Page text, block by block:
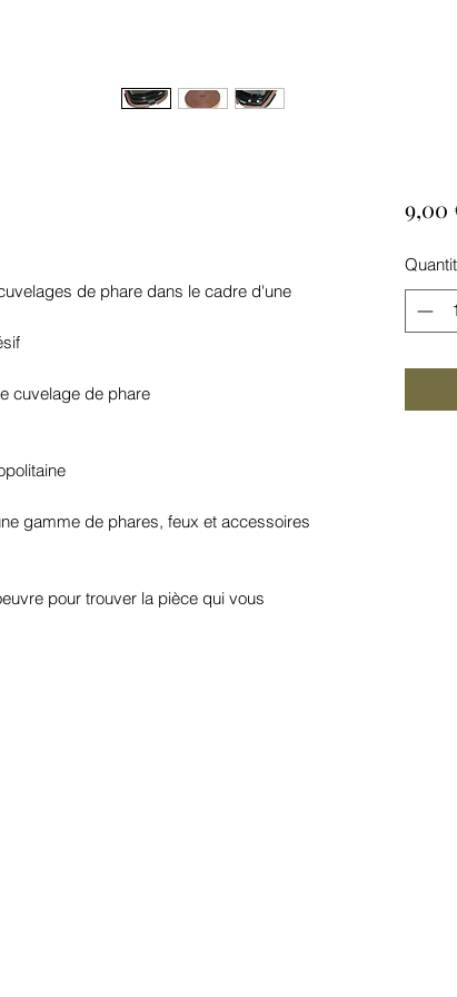
de phare dans le cadre d'une
cuvelage de phare
gamme de phares, feux et accessoires
pour trouver la pièce qui vous
9,00